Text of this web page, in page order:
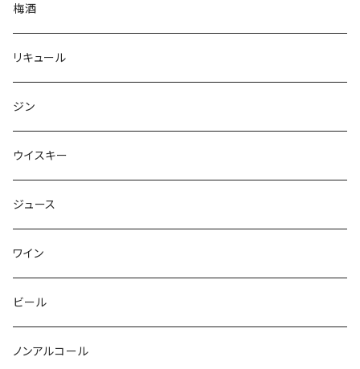
梅酒
リキュール
ジン
ウイスキー
ジュース
ワイン
ビール
ノンアルコール